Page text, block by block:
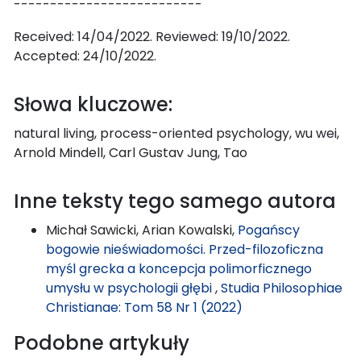
--------------------------
Received: 14/04/2022. Reviewed: 19/10/2022.
Accepted: 24/10/2022.
Słowa kluczowe:
natural living, process-oriented psychology, wu wei,
Arnold Mindell, Carl Gustav Jung, Tao
Inne teksty tego samego autora
Michał Sawicki, Arian Kowalski, Pogańscy
bogowie nieświadomości. Przed-filozoficzna
myśl grecka a koncepcja polimorficznego
umysłu w psychologii głębi,Studia Philosophiae
Christianae: Tom 58 Nr 1 (2022)
Podobne artykuły